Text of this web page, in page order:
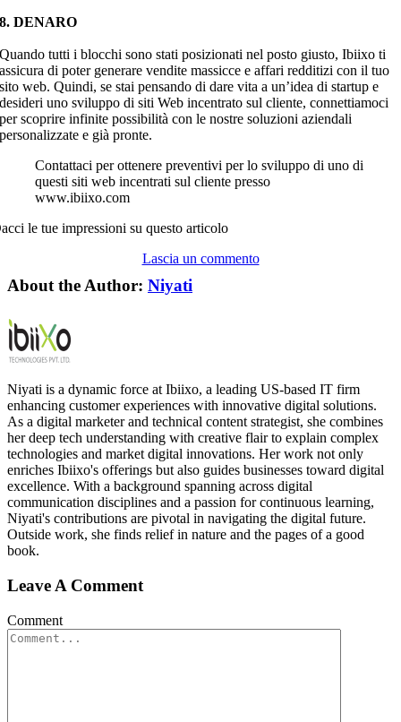
8. DENARO
Quando tutti i blocchi sono stati posizionati nel posto giusto, Ibiixo ti
assicura di poter generare vendite massicce e affari redditizi con il tuo
sito web. Quindi, se stai pensando di dare vita a un’idea di startup e
desideri uno sviluppo di siti Web incentrato sul cliente, connettiamoci
per scoprire infinite possibilità con le nostre soluzioni aziendali
personalizzate e già pronte.
Contattaci per ottenere preventivi per lo sviluppo di uno di
questi siti web incentrati sul cliente presso
www.ibiixo.com
le tue impressioni su questo articolo
Lascia un commento
About the Author: Niyati
Niyati is a dynamic force at Ibiixo, a leading US-based IT firm
enhancing customer experiences with innovative digital solutions.
As a digital marketer and technical content strategist, she combines
her deep tech understanding with creative flair to explain complex
technologies and market digital innovations. Her work not only
enriches Ibiixo's offerings but also guides businesses toward digital
excellence. With a background spanning across digital
communication disciplines and a passion for continuous learning,
Niyati's contributions are pivotal in navigating the digital future.
Outside work, she finds relief in nature and the pages of a good
book.
Leave A Comment
Comment